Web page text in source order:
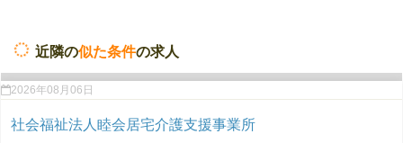
近隣の似た条件の求人
2026年08月06日
社会福祉法人睦会居宅介護支援事業所